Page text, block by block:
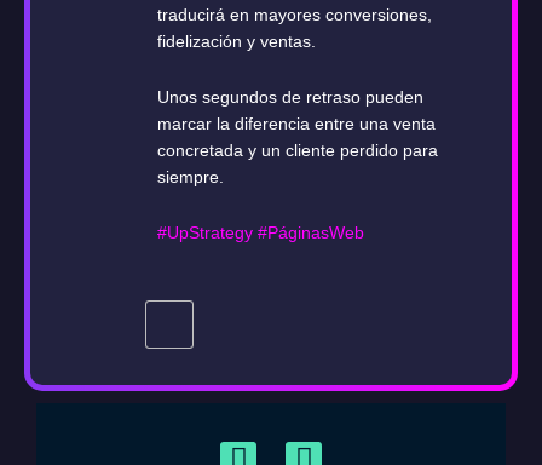
traducirá en mayores conversiones,
fidelización y ventas.
Unos segundos de retraso pueden
marcar la diferencia entre una venta
concretada y un cliente perdido para
siempre.
#UpStrategy #PáginasWeb
F I